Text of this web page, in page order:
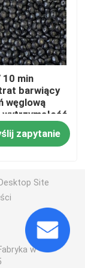
min
barwiący
węglową
wytrzymałość
na ciepło
zapytanie
Desktop Site
w